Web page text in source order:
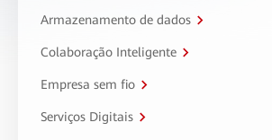
Armazenamento de dados
Colaboração Inteligente
Empresa sem fio
Serviços Digitais